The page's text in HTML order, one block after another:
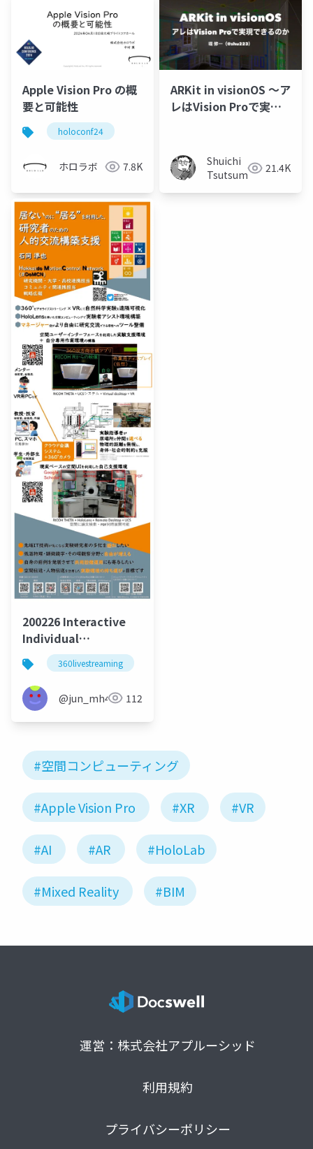
Apple Vision Pro の概
要と可能性
holoconf24
ホロラボ 7.8K
ARKit in visionOS 〜ア
レはVision Proで実現
Shuichi
Tsutsumi
21.4K
200226 Interactive
Individual
Connecting Support
between researchers
with 360 live
streaming, VR and
AR.
360livestreaming
@jun_mh4g 112
#空間コンピューティング
#Apple Vision Pro #XR #VR
#AI #AR #HoloLab
#Mixed Reality #BIM
運営：株式会社アプルーシッド
利用規約
プライバシーポリシー